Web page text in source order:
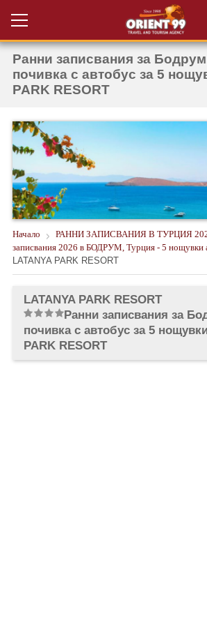
Вход за агенти
НОВА ГОДИНА ТУРЦИЯ
НОВА ГОДИНА
ПОЧИВКИ
КРУИЗИ
ЕКЗОТИКА
ЕКСКУРЗИИ
ОЩЕ
ЗА НАС
ФИРМЕНИ ДОКУМЕНТИ
Ранни записвания за
почивка с автобус за 5
PARK RESORT
Начало РАННИ ЗАПИСВАНИЯ В ТУРЦИЯ
записвания 2026 в БОДРУМ, Турция - 5 нощувки
LATANYA PARK RESORT
LATANYA PARK RESORT
Ранни записвания за
почивка с автобус за 5
PARK RESORT